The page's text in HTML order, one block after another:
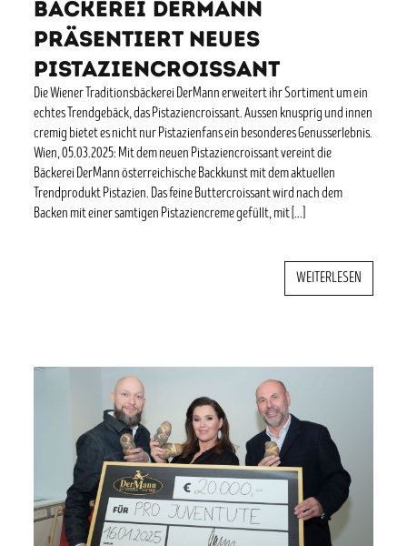
Bäckerei DerMann
präsentiert neues
Pistaziencroissant
Die Wiener Traditionsbäckerei DerMann erweitert ihr Sortiment um ein
echtes Trendgebäck, das Pistaziencroissant. Aussen knusprig und innen
cremig bietet es nicht nur Pistazienfans ein besonderes Genusserlebnis.
Wien, 05.03.2025: Mit dem neuen Pistaziencroissant vereint die
Bäckerei DerMann österreichische Backkunst mit dem aktuellen
Trendprodukt Pistazien. Das feine Buttercroissant wird nach dem
Backen mit einer samtigen Pistaziencreme gefüllt, mit […]
WEITERLESEN